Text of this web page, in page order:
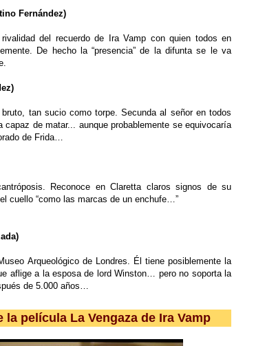
Fernández)
del recuerdo de Ira Vamp con quien todos en
De hecho la “presencia” de la difunta se le va
tan sucio como torpe. Secunda al señor en todos
de matar... aunque probablemente se equivocaría
de Frida…
Reconoce en Claretta claros signos de su
cuello “como las marcas de un enchufe…”
Arqueológico de Londres. Él tiene posiblemente la
aflige a la esposa de lord Winston… pero no soporta la
de 5.000 años…
la película La Vengaza de Ira Vamp